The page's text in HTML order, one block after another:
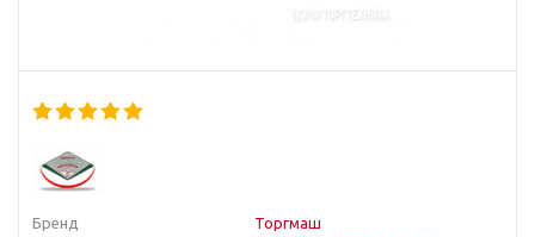
Бренд
Торгмаш